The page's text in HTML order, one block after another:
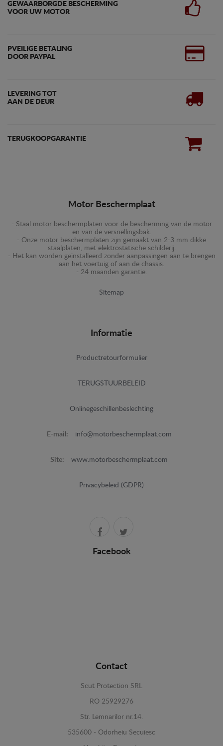
GEWAARBORGDE BESCHERMING
VOOR UW MOTOR
PVEILIGE BETALING
DOOR PAYPAL
LEVERING TOT
AAN DE DEUR
TERUGKOOPGARANTIE
Motor Beschermplaat
- Staal motor beschermplaten voor de bescherming van de motor
en van de versnellingsbak.
- Onze motor beschermplaten zijn gemaakt van 2-3 mm dikke
staalplaten, met elektrostatische schilderij.
- Het kan worden geïnstalleerd zonder aanpassingen aan te brengen
aan het voertuig of aan de chassis.
- 24 maanden garantie.
Sitemap
Informatie
Productretourformulier
TERUGSTUURBELEID
Onlinegeschillenbeslechting
E-mail: info@motorbeschermplaat.com
Site: www.motorbeschermplaat.com
Privacybeleid (GDPR)
Facebook
Contact
Scut Protection SRL
RO 25929276
Str. Lemnarilor nr.14.
535600 - Odorheiu Secuiesc